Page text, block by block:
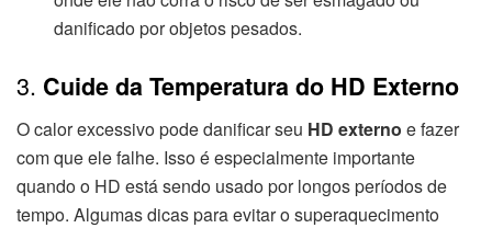
danificado por objetos pesados.
3. Cuide da Temperatura do HD Externo
O calor excessivo pode danificar seu HD externo e fazer
com que ele falhe. Isso é especialmente importante
quando o HD está sendo usado por longos períodos de
tempo. Algumas dicas para evitar o superaquecimento